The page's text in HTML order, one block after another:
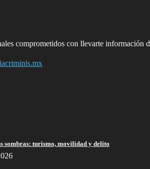
comprometidos con llevarte
sombras: turismo, movilidad y delito